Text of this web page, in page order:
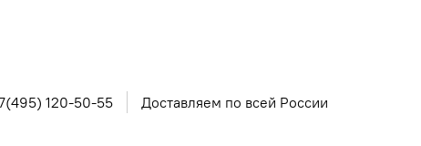
120-50-55 Доставляем по всей России